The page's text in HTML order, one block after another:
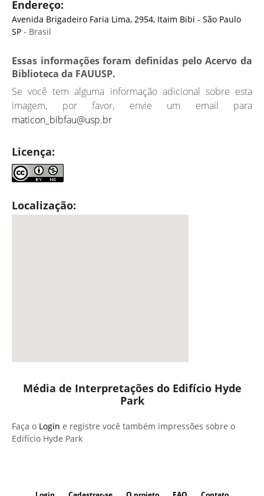
Endereço:
Avenida Brigadeiro Faria Lima, 2954, Itaim Bibi - São Paulo
SP - Brasil
Essas informações foram definidas pelo Acervo da
Biblioteca da FAUUSP.
Se você tem alguma informação adicional sobre esta
imagem, por favor, envie um email para
maticon_bibfau@usp.br
Licença:
Localização:
Média de Interpretações do Edifício Hyde
Park
Faça o Login e registre você também impressões sobre o
Edifício Hyde Park